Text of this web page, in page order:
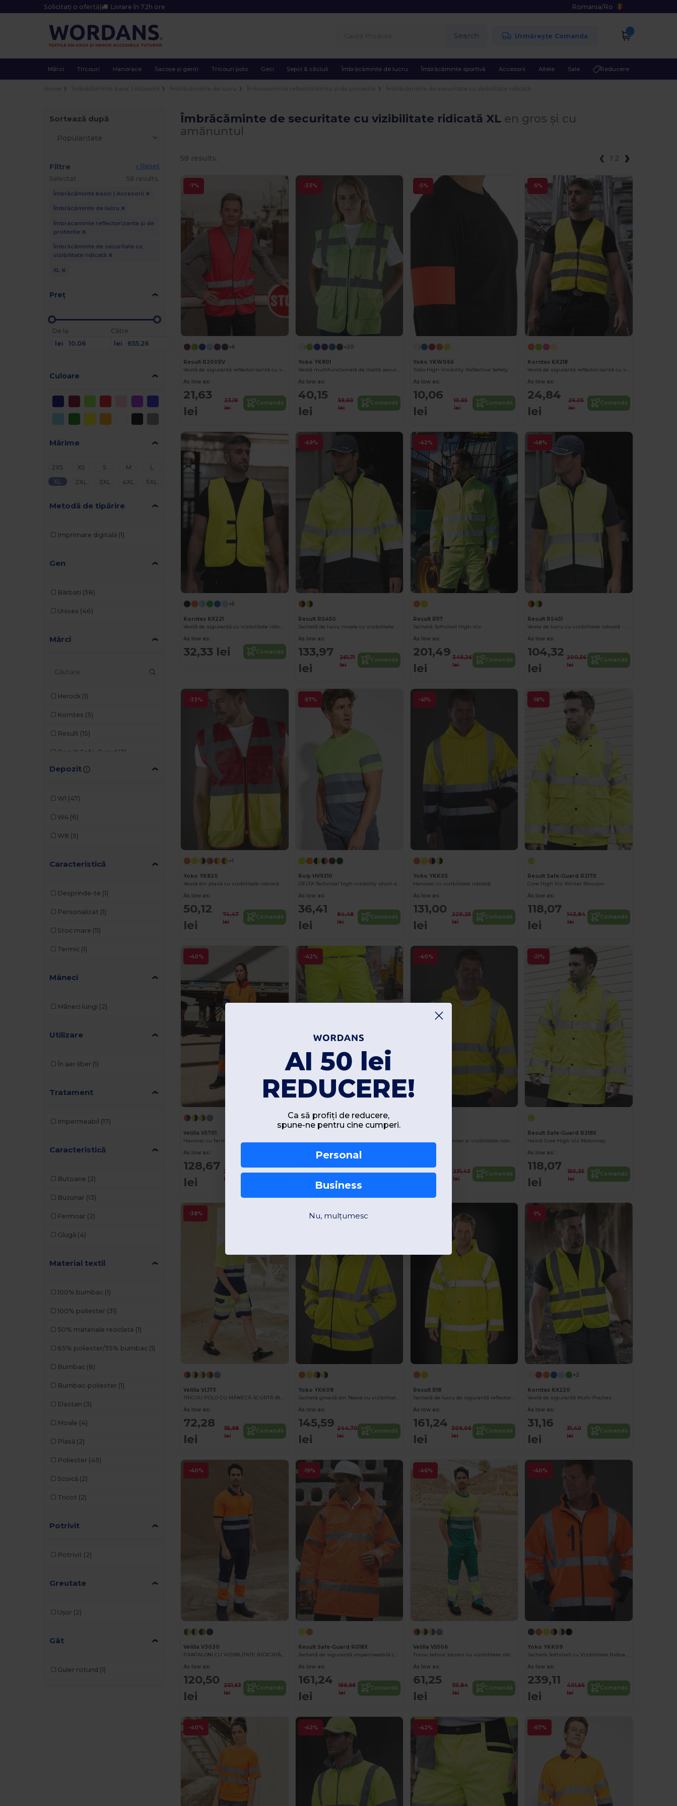
Solicitați o ofertă | Livrare în 72h ore Romania/Ro
Search Urmărește Comanda
Mărci Tricouri Hanorace Sacoșe și genți Tricouri polo Geci Șepci & căciuli Îmbrăcăminte de lucru Îmbrăcăminte sportivă Accesorii Altele Sale Reducere
Sortează după
Filtre
« Reset
Selectat
58 results.
Îmbrăcăminte basic | Accesorii
Îmbrăcăminte de lucru
Îmbracaminte reflectorizanta și de
protectie
Îmbrăcăminte de securitate cu
vizibilitate ridicată
XL
Preț
De la
lei
Către
lei
Culoare
Mărime
2XS XS S M
L
XL
2XL 3XL 4XL 5XL
Metodă de tipărire
Imprimare digitală (1)
Gen
Bărbați (58)
Unisex (46)
Mărci
Herock (1)
Korntex (5)
Result (15)
Result Safe-Guard (3)
Rimeck (4)
Depozit
W1 (47)
W4 (6)
W8 (5)
Caracteristică
Desprinde-te (1)
Personalizat (1)
Stoc mare (11)
Termic (1)
Mâneci
Mâneci lungi (2)
Utilizare
În aer liber (1)
Tratament
Impermeabil (17)
Caracteristică
Butoane (2)
Buzunar (13)
Fermoar (2)
Glugă (4)
Material textil
100% bumbac (1)
100% poliester (31)
50% materiale reciclate (1)
65% poliester/35% bumbac (1)
Bumbac (8)
Bumbac-poliester (1)
Elastan (3)
Moale (4)
Plasă (2)
Poliester (45)
Scoică (2)
Tricot (2)
Potrivit
Potrivit (2)
Greutate
Ușor (2)
Gât
Guler rotund (1)
Îmbrăcăminte de securitate cu vizibilitate ridicată XL en gros și cu
amănuntul
58 results. 1 2
-7%
+6
Result R200EV
Vestă de siguranță reflectorizantă cu vizibilitate ridicată R200EV
As low as:
21,63
lei
23,19
lei
Comandă
-33%
+20
Yoko YK801
Vestă multifuncțională de înaltă securitate
As low as:
40,15
lei
59,60
lei
Comandă
-5%
Yoko YKW066
Yoko High-Visibility Reflective Safety Armband
As low as:
10,06
lei
10,65
lei
Comandă
-5%
Korntex KX218
Vestă de siguranță reflectorizantă cu vizibilitate ridicată cu Velcro
As low as:
24,84
lei
26,05
lei
Comandă
+5
Korntex KX221
Vestă de siguranță cu vizibilitate ridicată cu închidere reglabilă
As low as:
32,33 lei Comandă
-49%
Result RS450
Jachetă de lucru moale cu vizibilitate ridicată
As low as:
133,97
lei
261,71
lei
Comandă
-42%
Result R117
Jachetă Softshell High-Viz
As low as:
201,49
lei
349,26
lei
Comandă
-48%
Result RS451
Vesta de lucru cu vizibilitate ridicată - Result
As low as:
104,32
lei
200,56
lei
Comandă
-33%
+1
Yoko YK820
Vestă din plasă cu vizibilitate ridicată
As low as:
50,12
lei
74,47
lei
Comandă
-57%
Roly HV9310
DELTA Technical high-visibility short-sleeve t-shirt
As low as:
36,41
lei
84,48
lei
Comandă
-41%
Yoko YKK05
Hanorac cu vizibilitate ridicată
As low as:
131,00
lei
220,25
lei
Comandă
-18%
Result Safe-Guard R217X
Core High Viz Winter Blouson
As low as:
118,07
lei
143,84
lei
Comandă
-40%
Velilla V5701
As low as:
128,67
lei
215,44
lei
Comandă
-42%
As low as:
134,26 231,96
Comandă
-40%
Hanorac cu fermoar și vizibilitate ridicată
137,86
231,43
lei
Comandă
-21%
Result Safe-Guard R218X
Haină Core High Viz Motorway
As low as:
118,07
lei
150,35
lei
Comandă
-38%
Velilla VL173
TRICOU POLO CU MÂNECĂ SCURTĂ BICOLOR CU VIZIBILITATE RIDICATĂ
As low as:
72,28
lei
115,98
lei
Comandă
-41%
Yoko YKK08
Jachetă groasă din fleece cu vizibilitate ridicată
As low as:
145,59
lei
244,70
lei
Comandă
Result R18
Jachetă de lucru de siguranță reflectorizantă cu vizibilitate ridicată
As low as:
161,24
lei
309,06
lei
Comandă
-1%
+2
Korntex KX220
Vestă de siguranță Multi-Poches
As low as:
31,16
lei
31,40
lei
Comandă
-40%
Velilla V3030
PANTALONI CU VIZIBILITATE RIDICATĂ, BICOLORI, CU MULTIPLE BUZUNARE
As low as:
120,50
lei
201,63
lei
Comandă
-19%
Result Safe-Guard R018X
Jachetă de siguranță impermeabilă cu vizibilitate ridicată și reflectorizant 3M
As low as:
161,24
lei
199,98
lei
Comandă
-46%
Velilla V5506
Tricou tehnic bicolor cu vizibilitate ridicată
As low as:
61,25
lei
113,84
lei
Comandă
-40%
Yoko YKK09
Jachetă Softshell cu Vizibilitate Ridicată
As low as:
239,11
lei
401,66
lei
Comandă
-40% -42% -42% -67%
AI 50 lei
REDUCERE!
Ca să profiți de reducere,
spune-ne pentru cine cumperi.
Personal
Business
Nu, mulțumesc